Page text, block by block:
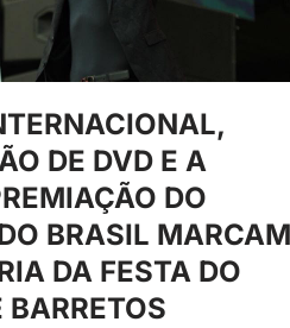
DE DVD E A
DO
BRASIL MARCAM
DA FESTA DO
BARRETOS